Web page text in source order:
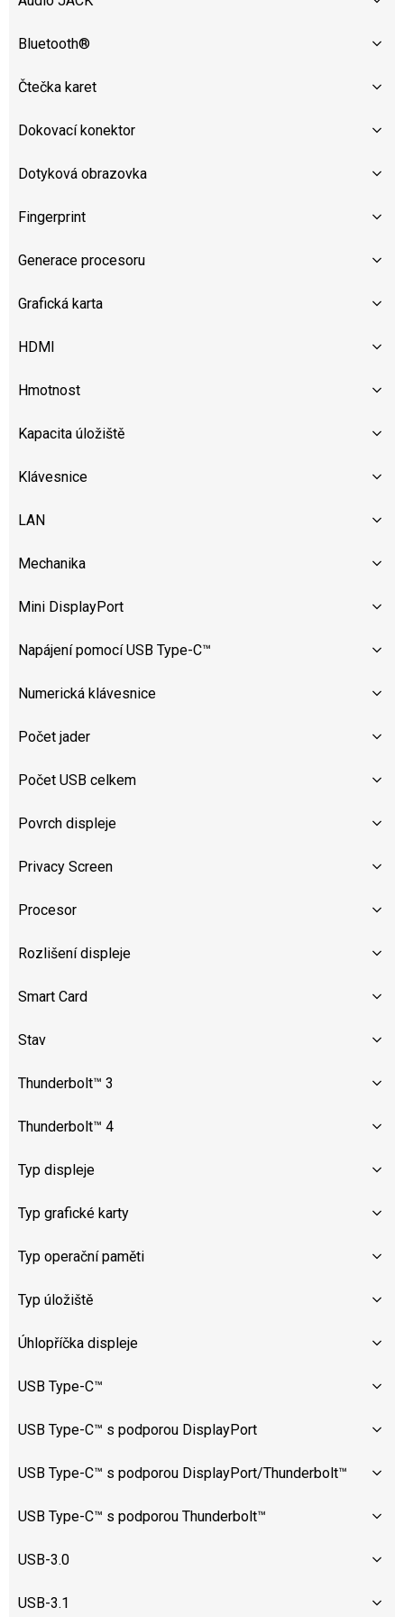
Bluetooth®
Čtečka karet
Dokovací konektor
Dotyková obrazovka
Fingerprint
Generace procesoru
Grafická karta
HDMI
Hmotnost
Kapacita úložiště
Klávesnice
LAN
Mechanika
Mini DisplayPort
Napájení pomocí USB Type-C™
Numerická klávesnice
Počet jader
Počet USB celkem
Povrch displeje
Privacy Screen
Procesor
Rozlišení displeje
Smart Card
Stav
Thunderbolt™ 3
Thunderbolt™ 4
Typ displeje
Typ grafické karty
Typ operační paměti
Typ úložiště
Úhlopříčka displeje
USB Type-C™
USB Type-C™ s podporou DisplayPort
USB Type-C™ s podporou DisplayPort/Thunderbolt™
USB Type-C™ s podporou Thunderbolt™
USB-3.0
USB-3.1